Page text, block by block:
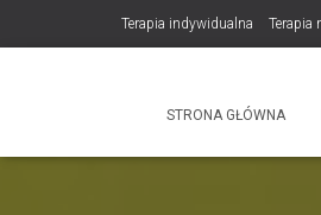
Terapia indywidualna Terapia
ProduktySTRONA GŁÓWNA